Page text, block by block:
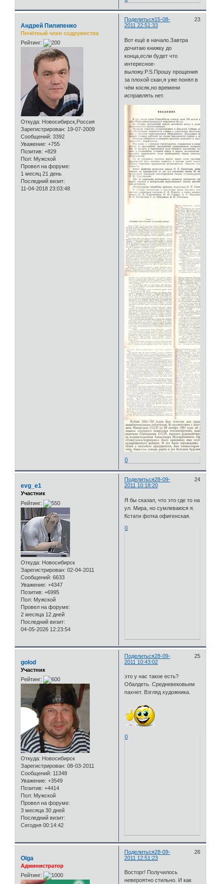
Поделиться 23
15-08-
2011 22:51:33
Андрей Пилипенко
Почётный член содружества
Рейтинг:
Откуда: Новосибирск,Россия
Зарегистрирован: 19-07-2009
Сообщений: 3392
Уважение: +755
Позитив: +829
Пол: Мужской
Провел на форуме:
1 месяц 21 день
Последний визит:
11-04-2018 23:03:48
Вот ещё в начало.Завтра
дочитаю книжку до
конца,если будет что
интересное-
выложу.P.S.Прошу прощения
за плохой скан,я уже понял в
чём косяк,но времени
исправлять нет.
0
Поделиться 24
28-09-
2011 10:18:20
evg_e1
Участник
Рейтинг:
Откуда: Новосибирск
Зарегистрирован: 02-04-2011
Сообщений: 6633
Уважение: +4347
Позитив: +6995
Пол: Мужской
Провел на форуме:
2 месяца 12 дней
Последний визит:
04-05-2026 12:23:54
Я бы сказал, что это где то на
ул. Мира, но сумлеваюся я.
Кстати фотка офигенская.
0
Поделиться 25
28-09-
2011 10:43:02
golod
Участник
Рейтинг:
Откуда: Новосибирск
Зарегистрирован: 08-03-2011
Сообщений: 11348
Уважение: +3549
Позитив: +4414
Пол: Мужской
Провел на форуме:
3 месяца 30 дней
Последний визит:
Сегодня 00:14:42
это у нас такое есть?
Обалдеть. Средневековьем
пахнет. Взгляд художника.
0
Поделиться 26
28-09-
2011 12:51:23
Olga
Администратор
Рейтинг:
Восторг! Получилось
невероятно стильно. И как